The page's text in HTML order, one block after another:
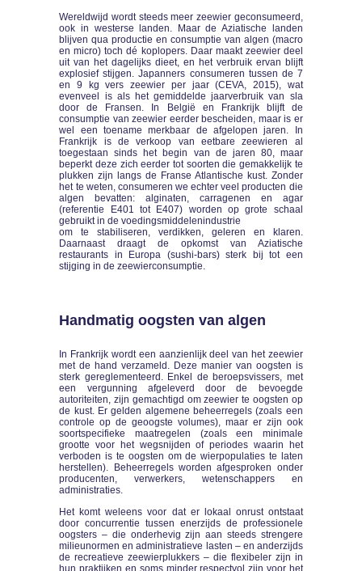
Wereldwijd wordt steeds meer zeewier geconsumeerd,
ook in westerse landen. Maar de Aziatische landen
blijven qua productie en consumptie van algen (macro
en micro) toch dé koplopers. Daar maakt zeewier deel
uit van het dagelijks dieet, en het verbruik ervan blijft
explosief stijgen. Japanners consumeren tussen de 7
en 9 kg vers zeewier per jaar (CEVA, 2015), wat
evenveel is als het gemiddelde jaarverbruik van sla
door de Fransen. In België en Frankrijk blijft de
consumptie van zeewier eerder bescheiden, maar is er
wel een toename merkbaar de afgelopen jaren. In
Frankrijk is de verkoop van eetbare zeewieren al
toegestaan sinds het begin van de jaren 80, maar
beperkt deze zich eerder tot soorten die gemakkelijk te
plukken zijn langs de Franse Atlantische kust. Zonder
het te weten, consumeren we echter veel producten die
algen bevatten: alginaten, carragenen en agar
(referentie E401 tot E407) worden op grote schaal
gebruikt in de voedingsmiddelenindustrie
om te stabiliseren, verdikken, geleren en klaren.
Daarnaast draagt de opkomst van Aziatische
restaurants in Europa (sushi-bars) sterk bij tot een
stijging in de zeewierconsumptie.
Handmatig oogsten van algen
In Frankrijk wordt een aanzienlijk deel van het zeewier
met de hand verzameld. Deze manier van oogsten is
sterk gereglementeerd. Enkel de beroepsvissers, met
een vergunning afgeleverd door de bevoegde
autoriteiten, zijn gemachtigd om zeewier te oogsten op
de kust. Er gelden algemene beheerregels (zoals een
controle op de geoogste volumes), maar er zijn ook
soortspecifieke maatregelen (zoals een minimale
grootte voor het wegsnijden of periodes waarin het
verboden is te oogsten om de wierpopulaties te laten
herstellen). Beheerregels worden afgesproken onder
producenten, verwerkers, wetenschappers en
administraties.
Het komt weleens voor dat er lokaal onrust ontstaat
door concurrentie tussen enerzijds de professionele
oogsters – die onderhevig zijn aan steeds strengere
milieunormen en administratieve lasten – en anderzijds
de recreatieve zeewierplukkers – die flexibeler zijn in
hun praktijken en soms minder respectvol zijn voor het